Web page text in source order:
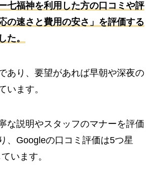
七福神を利用した方の口コミや評
の速さと費用の安さ」を評価する
た。
あり、要望があれば早朝や深夜の
います。
な説明やスタッフのマナーを評価
、Googleの口コミ評価は5つ星
います。